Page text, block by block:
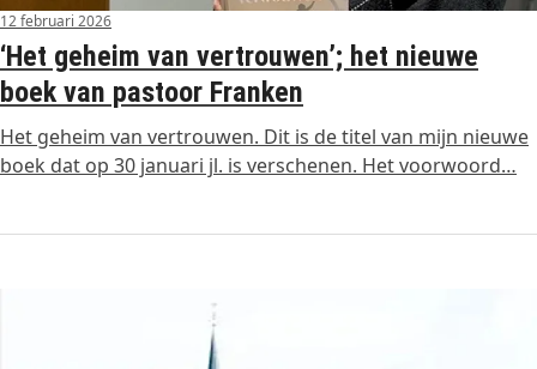
12 februari 2026
‘Het geheim van vertrouwen’; het nieuwe
boek van pastoor Franken
Het geheim van vertrouwen. Dit is de titel van mijn nieuwe
boek dat op 30 januari jl. is verschenen. Het voorwoord…